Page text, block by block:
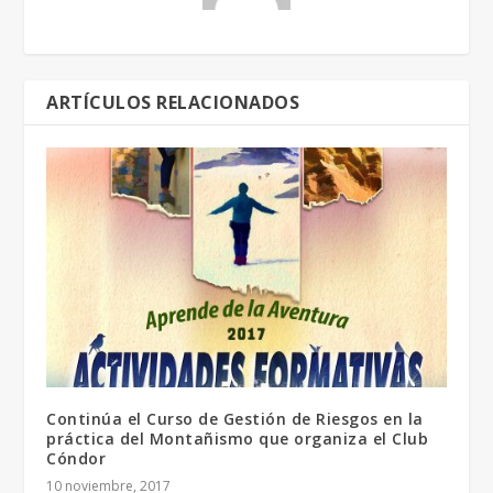
ARTÍCULOS RELACIONADOS
Continúa el Curso de Gestión de Riesgos en la
práctica del Montañismo que organiza el Club
Cóndor
10 noviembre, 2017